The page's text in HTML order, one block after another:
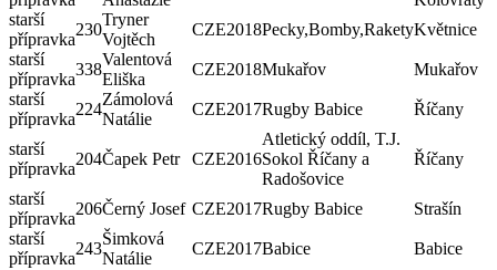
starší
přípravka
230
Tryner
Vojtěch
CZE2018Pecky,Bomby,RaketyKvětnice
starší
přípravka
338
Valentová
Eliška
CZE2018Mukařov
Mukařov
starší
přípravka
224
Zámolová
Natálie
CZE2017Rugby Babice Říčany
starší
přípravka
204Čapek Petr CZE2016
Atletický oddíl, T.J.
Sokol Říčany a
Radošovice
Říčany
starší
přípravka
206Černý Josef CZE2017Rugby Babice
Strašín
starší
přípravka
243
Šimková
Natálie
CZE2017Babice Babice